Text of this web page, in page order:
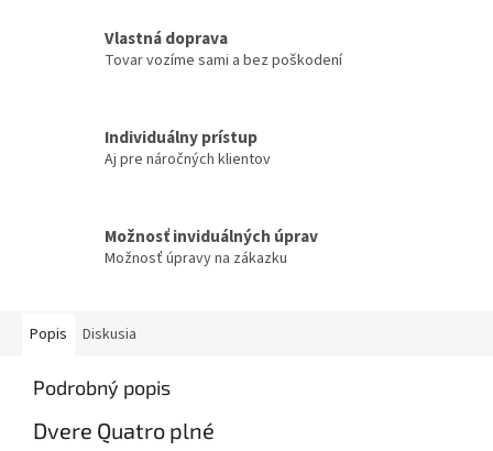
Vlastná doprava
Tovar vozíme sami a bez poškodení
Individuálny prístup
Aj pre náročných klientov
Možnosť inviduálných úprav
Možnosť úpravy na zákazku
Popis Diskusia
Podrobný popis
Dvere Quatro plné